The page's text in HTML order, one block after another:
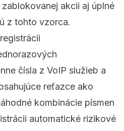
akcii aj úplné
z tohto vzorca.
čísla z VoIP služieb a
reťazce ako
kombinácie písmen
automatické rizikové